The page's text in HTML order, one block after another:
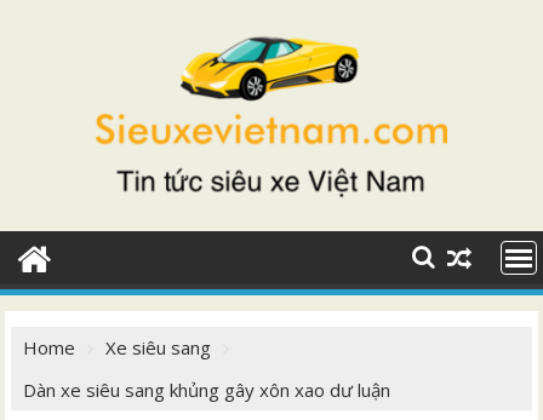
Home
Xe siêu sang
Dàn xe siêu sang khủng gây xôn xao dư luận